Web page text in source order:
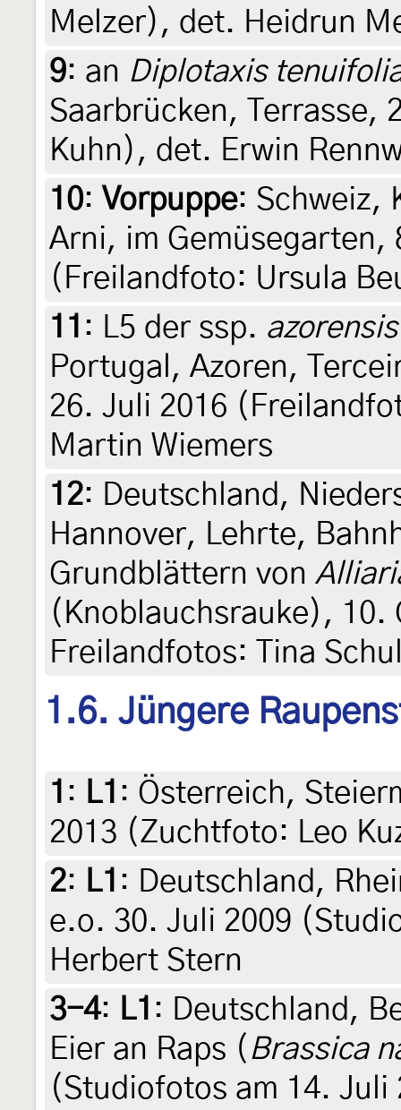
Melzer), det. Heidrun
9: an Diplotaxis
Saarbrücken, Terrasse,
Kuhn), det. Erwin
10: Vorpuppe: Schweiz,
Arni, im Gemüsegarten,
(Freilandfoto: Ursula
11 : L5 der ssp. azorensis
Portugal, Azoren,
26. Juli 2016
Martin Wiemers
12: Deutschland,
Hannover, Lehrte,
Grundblättern von
(Knoblauchsrauke), 10.
Freilandfotos: Tina
1.6. Jüngere
1 : L1 : Österreich,
2013 (Zuchtfoto: Leo
2: L1 : Deutschland,
e.o. 30. Juli 2009
Herbert Stern
3-4: L1 : Deutschland,
Eier an Raps ( Brassica
(Studiofotos am 14.